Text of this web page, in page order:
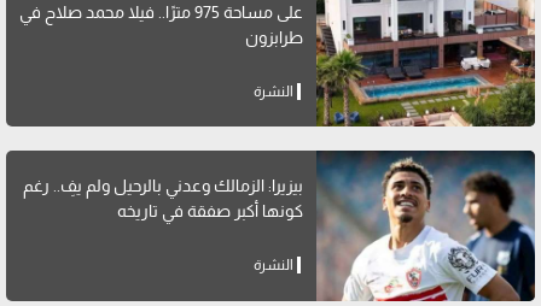
على مساحة 975 مترًا.. فيلا محمد صلاح في
طرابزون
النشرة
بيزيرا: الزمالك وعدني بالرحيل ولم يفِ.. رغم
كونها أكبر صفقة في تاريخه
النشرة